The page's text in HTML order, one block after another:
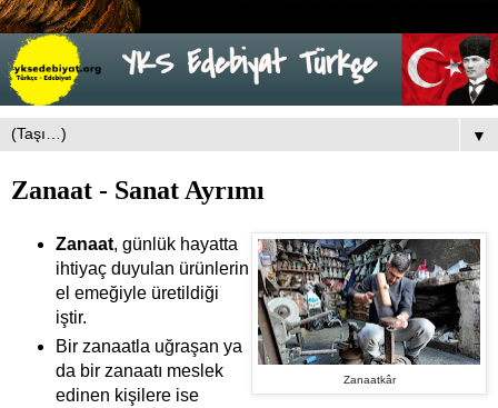
▼
Zanaat - Sanat Ayrımı
Zanaatkâr
Zanaat, günlük hayatta
ihtiyaç duyulan ürünlerin
el emeğiyle üretildiği
iştir.
Bir zanaatla uğraşan ya
da bir zanaatı meslek
edinen kişilere ise